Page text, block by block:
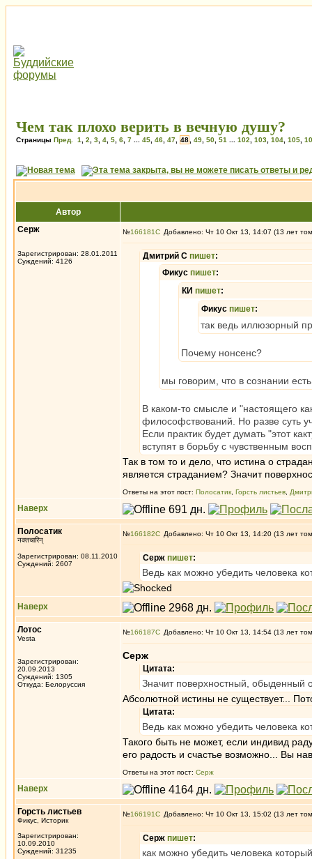
Чем так плохо верить в вечную душу?
Страницы Пред. 1 2 3 4 5 6 7 45 46 47 48 49 50 51 102 103 104 105
Автор
Серж
Зарегистрирован: 28.01.2011
Суждений: 4126
№166181 Добавлено: Чт 10 Окт 13, 14:07 (13 лет
Дмитрий С пишет:
Фикус пишет:
КИ пишет:
Фикус пишет:
так ведь иллюзорный
Почему нонсенс?
мы говорим, что в сознании
В каком-то смысле и "настоящего
философствований. Но разве суть
Если практик будет думать "этот
вступят в борьбу с чувственным
Так в том то и дело, что истина о
является страданием? Значит
Ответы на этот пост: Полосатик Горсть листьев
Наверх
Полосатик
नक्तचारिन्
Зарегистрирован: 08.11.2010
Суждений: 2607
№166182 Добавлено: Чт 10 Окт 13, 14:20 (13 лет
Серж пишет:
Ведь как можно убедить человека
Наверх
Лотос
Vesta
Зарегистрирован:
20.09.2013
Суждений: 1305
Откуда: Белоруссия
№166187 Добавлено: Чт 10 Окт 13, 14:54 (13 лет
Серж
Цитата:
Значит поверхностный,
Абсолютной истины не существует...
Цитата:
Ведь как можно убедить человека
Такого быть не может, если индивид
его радость и счастье возможно... Вы
Ответы на этот пост: Серж
Наверх
Горсть листьев
Фикус, Историк
Зарегистрирован:
10.09.2010
Суждений: 31235
№166191 Добавлено: Чт 10 Окт 13, 15:02 (13 лет
Серж пишет:
как можно убедить человека